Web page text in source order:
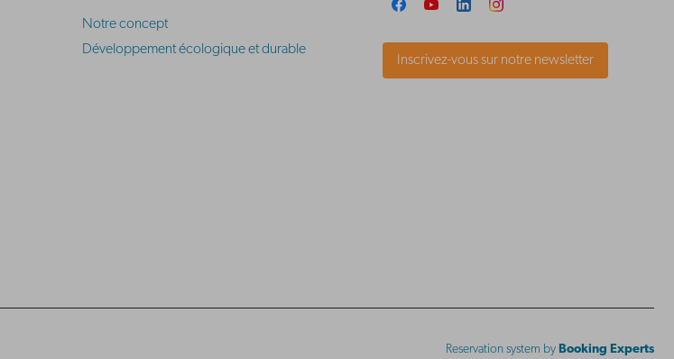
Notre concept
Développement écologique et durable
Inscrivez-vous sur notre newsletter
Reservation system by Booking Experts